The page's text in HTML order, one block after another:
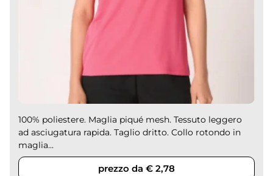
100% poliestere. Maglia piqué mesh. Tessuto leggero
ad asciugatura rapida. Taglio dritto. Collo rotondo in
maglia...
prezzo da € 2,78